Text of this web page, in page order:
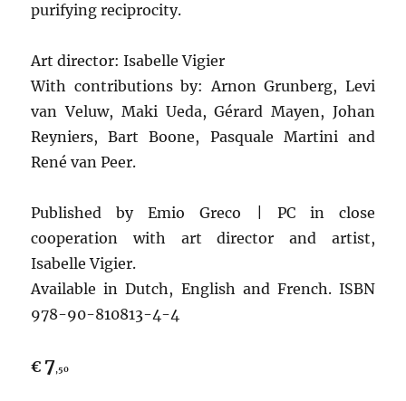
purifying reciprocity.
Art director: Isabelle Vigier
With contributions by: Arnon Grunberg, Levi
van Veluw, Maki Ueda, Gérard Mayen, Johan
Reyniers, Bart Boone, Pasquale Martini and
René van Peer.
Published by Emio Greco | PC in close
cooperation with art director and artist,
Isabelle Vigier.
Available in Dutch, English and French. ISBN
978-90-810813-4-4
€ 7 ,50